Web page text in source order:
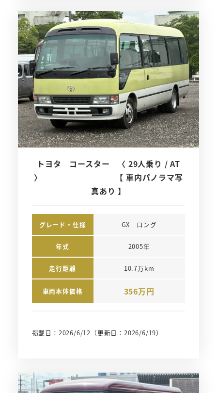
トヨタ コースター 〈 29人乗り / AT
〉 【 車内パノラマ写
真あり 】
グレード・仕様 GX　ロング
年式 2005年
走行距離 10.7万km
車両本体価格 356万円
掲載日：2026/6/12 （更新日：2026/6/19）